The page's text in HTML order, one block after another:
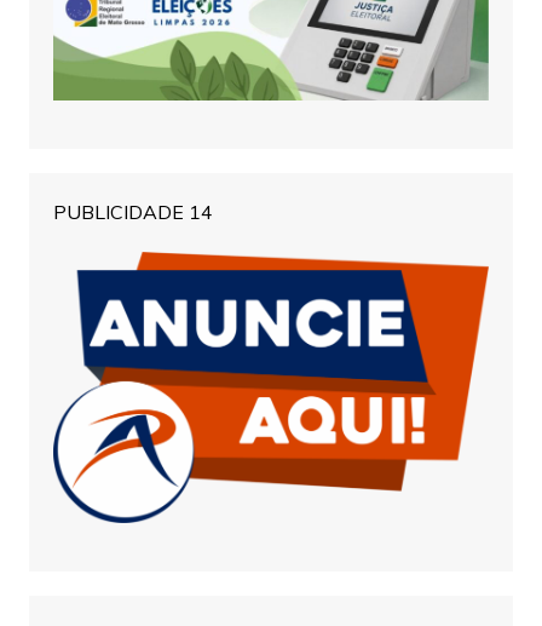
PUBLICIDADE 14